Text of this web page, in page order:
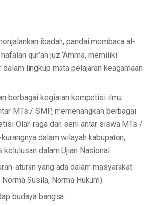
ibadah, pandai membaca al-
qur’an juz ‘Amma, memiliki
lingkup mata pelajaran keagamaan
berbagai kegiatan kompetisi ilmu
MTs / SMP, memenangkan berbagai
Olah raga dan seni antar siswa MTs /
dalam wilayah kabupaten,
kelulusan dalam Ujian Nasional.
aturan yang ada dalam masyarakat
Susila, Norma Hukum).
budaya bangsa.